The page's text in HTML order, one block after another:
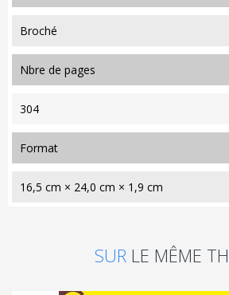
Broché
nbre de pages
304
format
16,5 cm × 24,0 cm × 1,9 cm
SUR LE MÊME